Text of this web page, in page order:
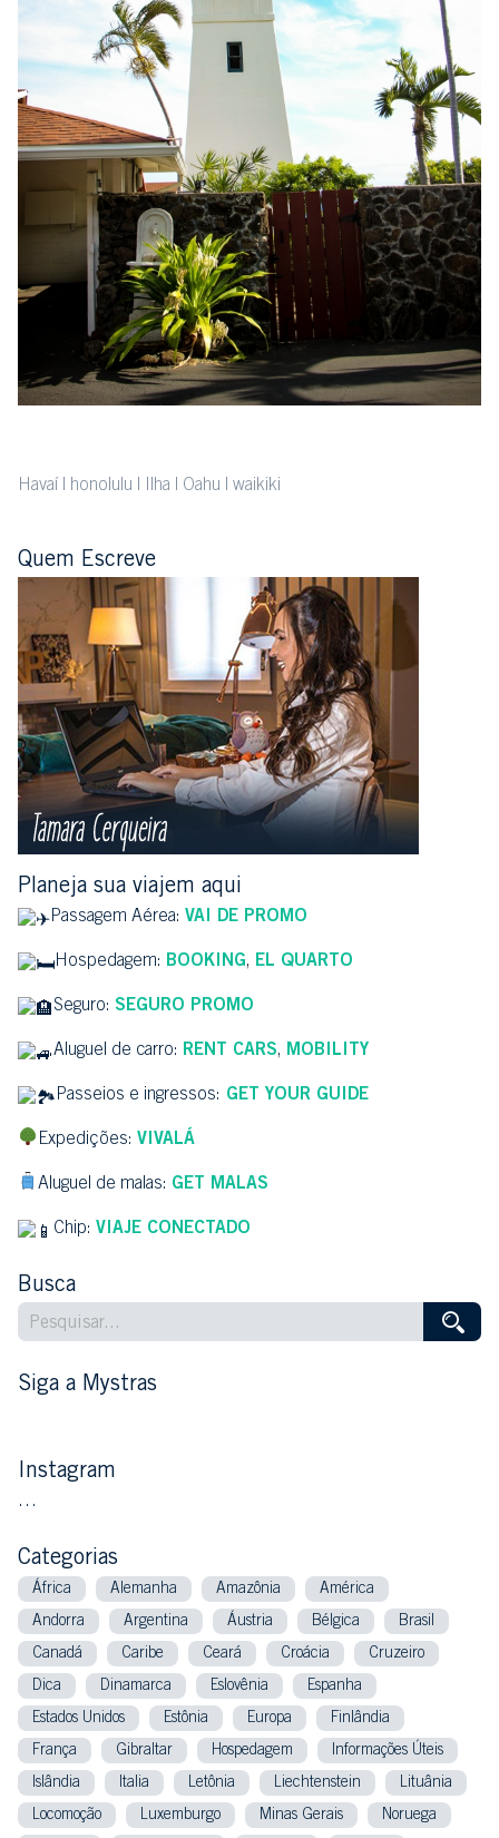
Havaí honolulu Ilha Oahu waikiki
Quem Escreve
Planeja sua viajem aqui
Passagem Aérea: VAI DE PROMO
Hospedagem: BOOKING, EL QUARTO
Seguro: SEGURO PROMO
Aluguel de carro: RENT CARS, MOBILITY
Passeios e ingressos: GET YOUR GUIDE
Expedições:VIVALÁ
Aluguel de malas: GET MALAS
Chip: VIAJE CONECTADO
Busca
Siga a Mystras
Instagram
…
Categorias
África Alemanha Amazônia América
Andorra Argentina Áustria Bélgica Brasil
Canadá Caribe Ceará Croácia Cruzeiro
Dica Dinamarca Eslovênia Espanha
Estados Unidos Estônia Europa Finlândia
França Gibraltar Hospedagem Informações Úteis
Islândia Italia Letônia Liechtenstein Lituânia
Locomoção Luxemburgo Minas Gerais Noruega